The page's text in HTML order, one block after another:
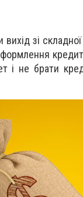
зі
і не брати